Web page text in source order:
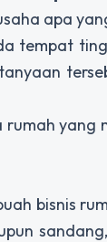
apa
tempat
yang
bisnis